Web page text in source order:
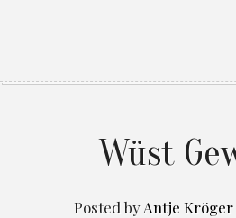
Wüst
Posted byAntje